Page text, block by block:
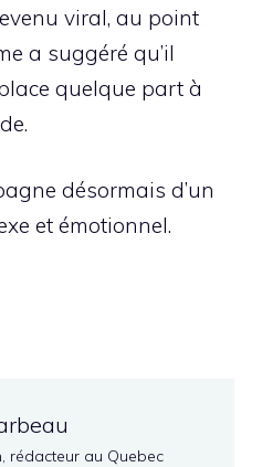
viral, au point
a suggéré qu’il
quelque part à
désormais d’un
et émotionnel.
rédacteur au Quebec